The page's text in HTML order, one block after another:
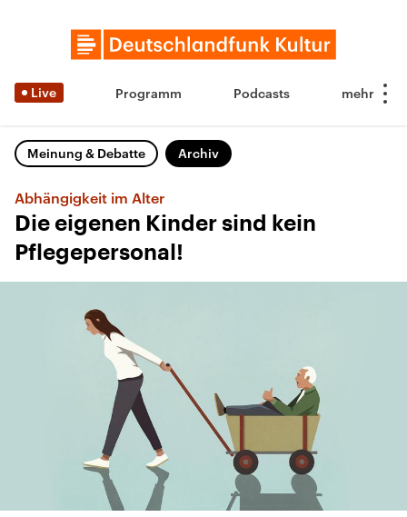
Live Programm Podcasts
Meinung & Debatte Archiv
Abhängigkeit im Alter
Die eigenen Kinder sind kein
Pflegepersonal!